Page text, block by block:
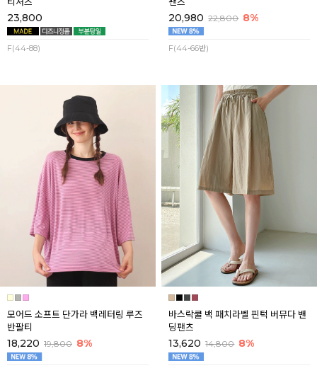
23,800
F(44-88)
20,980 22,800 8%
F(44-66반)
모어드 소프트 단가라 백레터링 루즈
반팔티
18,220 19,800 8%
바스락쿨 백 패치라벨 핀턱 버뮤다 밴
딩팬츠
13,620 14,800 8%